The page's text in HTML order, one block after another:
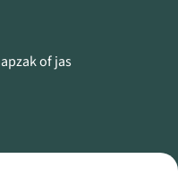
of jas